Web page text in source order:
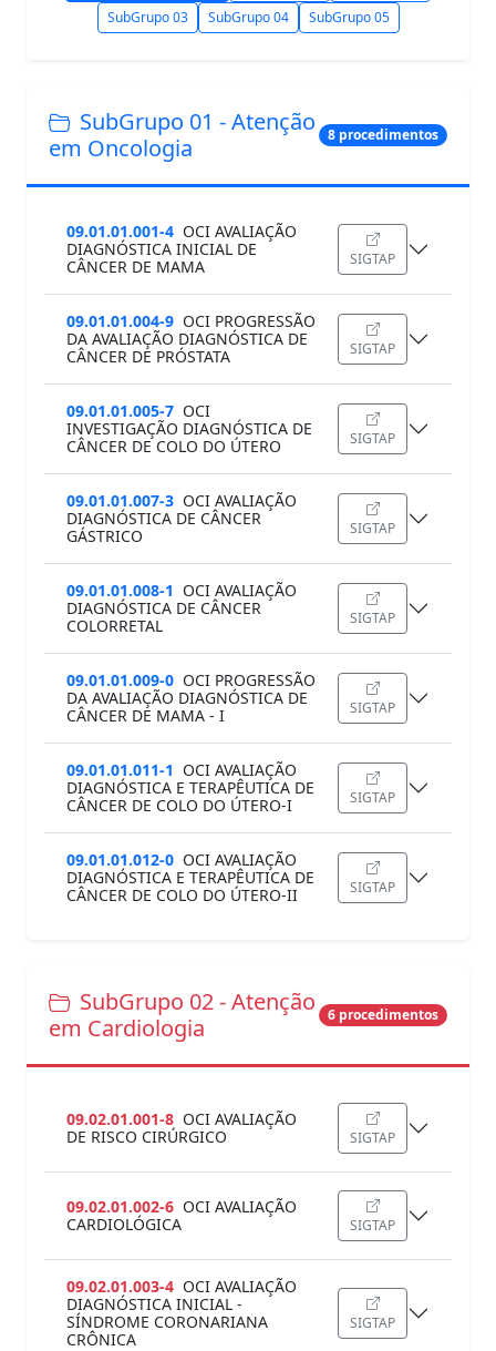
SubGrupo 03
SubGrupo 04 SubGrupo 05
SubGrupo 01 - Atenção
em Oncologia
8 procedimentos
09.01.01.001-4 OCI AVALIAÇÃO
DIAGNÓSTICA INICIAL DE
CÂNCER DE MAMA
SIGTAP
09.01.01.004-9 OCI PROGRESSÃO
DA AVALIAÇÃO DIAGNÓSTICA DE
CÂNCER DE PRÓSTATA
SIGTAP
09.01.01.005-7 OCI
INVESTIGAÇÃO DIAGNÓSTICA DE
CÂNCER DE COLO DO ÚTERO
SIGTAP
09.01.01.007-3 OCI AVALIAÇÃO
DIAGNÓSTICA DE CÂNCER
GÁSTRICO
SIGTAP
09.01.01.008-1 OCI AVALIAÇÃO
DIAGNÓSTICA DE CÂNCER
COLORRETAL
SIGTAP
09.01.01.009-0 OCI PROGRESSÃO
DA AVALIAÇÃO DIAGNÓSTICA DE
CÂNCER DE MAMA - I
SIGTAP
09.01.01.011-1 OCI AVALIAÇÃO
DIAGNÓSTICA E TERAPÊUTICA DE
CÂNCER DE COLO DO ÚTERO-I
SIGTAP
09.01.01.012-0 OCI AVALIAÇÃO
DIAGNÓSTICA E TERAPÊUTICA DE
CÂNCER DE COLO DO ÚTERO-II
SIGTAP
SubGrupo 02 - Atenção
em Cardiologia
6 procedimentos
09.02.01.001-8 OCI AVALIAÇÃO
DE RISCO CIRÚRGICO
SIGTAP
09.02.01.002-6 OCI AVALIAÇÃO
CARDIOLÓGICA
SIGTAP
09.02.01.003-4 OCI AVALIAÇÃO
DIAGNÓSTICA INICIAL -
SÍNDROME CORONARIANA
CRÔNICA
SIGTAP